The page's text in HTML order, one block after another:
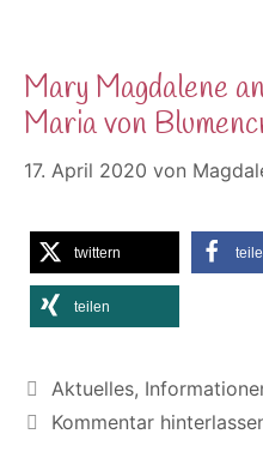
Mary Magdalene
Maria von
17. April 2020 von
twittern
teilen
Kategorien
Aktuelles,
Kommentar